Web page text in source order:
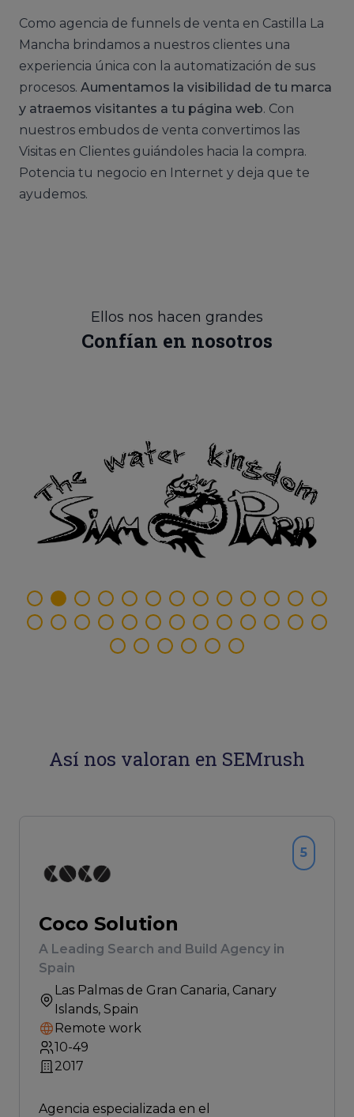
Como agencia de funnels de venta en Castilla La
Mancha brindamos a nuestros clientes una
experiencia única con la automatización de sus
procesos. Aumentamos la visibilidad de tu marca
y atraemos visitantes a tu página web. Con
nuestros embudos de venta convertimos las
Visitas en Clientes guiándoles hacia la compra.
Potencia tu negocio en Internet y deja que te
ayudemos.
Ellos nos hacen grandes
Confían en nosotros
Así nos valoran en SEMrush
Coco Solution
A Leading Search and Build Agency in
Spain
Las Palmas de Gran Canaria, Canary
Islands, Spain
Remote work
10-49
2017
5
Agencia especializada en el